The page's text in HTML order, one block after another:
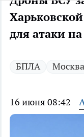
для атаки
БПЛА Москва
16 июня 08:42